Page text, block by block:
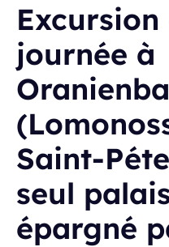
Excursion
journée à
Saint-
seul
épargné